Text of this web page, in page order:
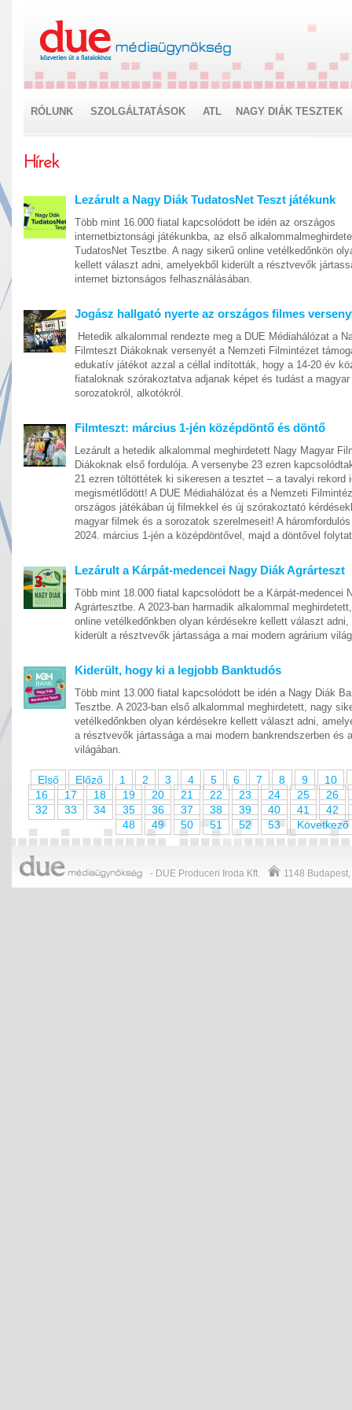
RÓLUNK SZOLGÁLTATÁSOK ATL NAGY DIÁK TESZTEK
Hírek
Lezárult a Nagy Diák TudatosNet Teszt játékunk
Több mint 16.000 fiatal kapcsolódott be idén az országos
internetbiztonsági játékunkba, az első
TudatosNet Tesztbe. A nagy sikerű online vetélkedőnkön
kellett választ adni, amelyekből kiderült a résztvevők
internet biztonságos felhasználásában.
Jogász hallgató nyerte az országos filmes
Hetedik alkalommal rendezte meg a DUE Médiahálózat a
Filmteszt Diákoknak versenyét a Nemzeti Filmintézet
edukatív játékot azzal a céllal indították, hogy a 14-20 év
fiataloknak szórakoztatva adjanak képet és tudást a
sorozatokról, alkotókról.
Filmteszt: március 1-jén középdöntő és döntő
Lezárult a hetedik alkalommal meghirdetett Nagy Magyar
Diákoknak első fordulója. A versenybe 23 ezren
21 ezren töltöttétek ki sikeresen a tesztet – a tavalyi rekord
megismétlődött! A DUE Médiahálózat és a Nemzeti
országos játékában új filmekkel és új szórakoztató
magyar filmek és a sorozatok szerelmeseit! A
2024. március 1-jén a középdöntővel, majd a döntővel
Lezárult a Kárpát-medencei Nagy Diák Agrárteszt
Több mint 18.000 fiatal kapcsolódott be a Kárpát-medencei
Agrártesztbe. A 2023-ban harmadik alkalommal
online vetélkedőnkben olyan kérdésekre kellett választ adni,
kiderült a résztvevők jártassága a mai modern agrárium
Kiderült, hogy ki a legjobb Banktudós
Több mint 13.000 fiatal kapcsolódott be idén a Nagy Diák
Tesztbe. A 2023-ban első alkalommal meghirdetett, nagy
vetélkedőnkben olyan kérdésekre kellett választ adni,
a résztvevők jártassága a mai modern bankrendszerben és
világában.
Első Előző 1 2 3 4 5 6 7 8 9
10
16
17 18 19 20 21 22 23 24 25
26
32
33 34 35 36 37 38 39 40 41
42
48
49 50 51 52 53 Következő
- DUE Produceri Iroda Kft. 1148 Budapest,